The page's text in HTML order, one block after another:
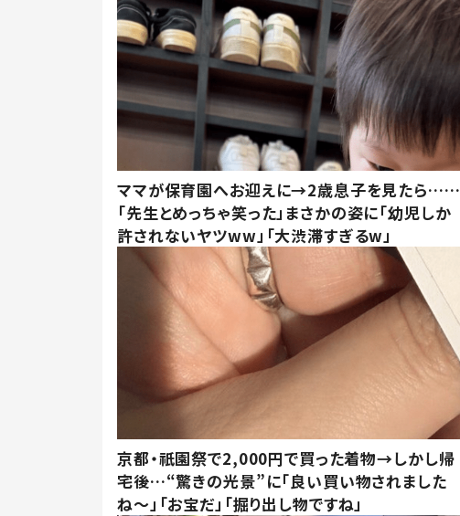
ママが保育園へお迎えに→2歳息子を見たら……
「先生とめっちゃ笑った」まさかの姿に「幼児しか
許されないヤツww」「大渋滞すぎるw」
京都・祇園祭で2,000円で買った着物→しかし帰
宅後…“驚きの光景”に「良い買い物されました
ね～」「お宝だ」「掘り出し物ですね」